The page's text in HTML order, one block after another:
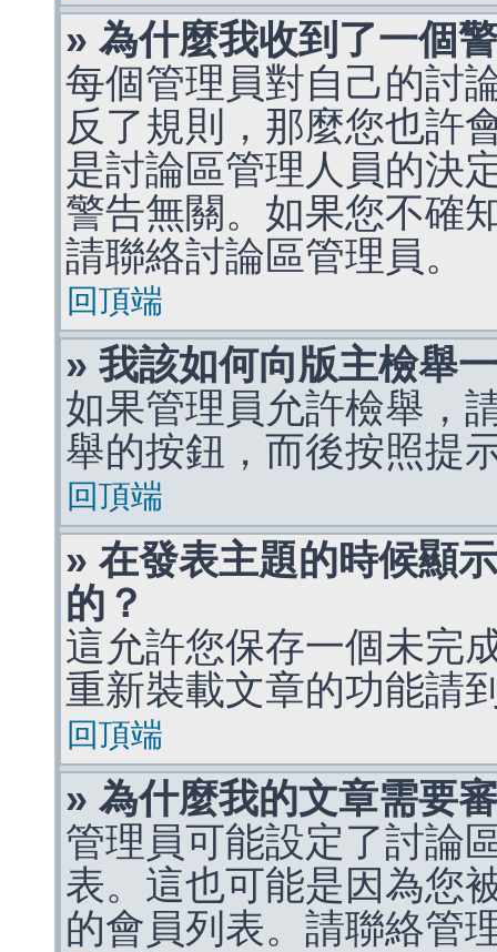
» 為什麼我收到了一個
每個管理員對自己的討
反了規則，那麼您也許
是討論區管理人員的決
警告無關。如果您不確
請聯絡討論區管理員。
回頂端
» 我該如何向版主檢舉
如果管理員允許檢舉，
舉的按鈕，而後按照提
回頂端
» 在發表主題的時候顯
的？
這允許您保存一個未完
重新裝載文章的功能請
回頂端
» 為什麼我的文章需要
管理員可能設定了討論
表。這也可能是因為您
的會員列表。請聯絡管